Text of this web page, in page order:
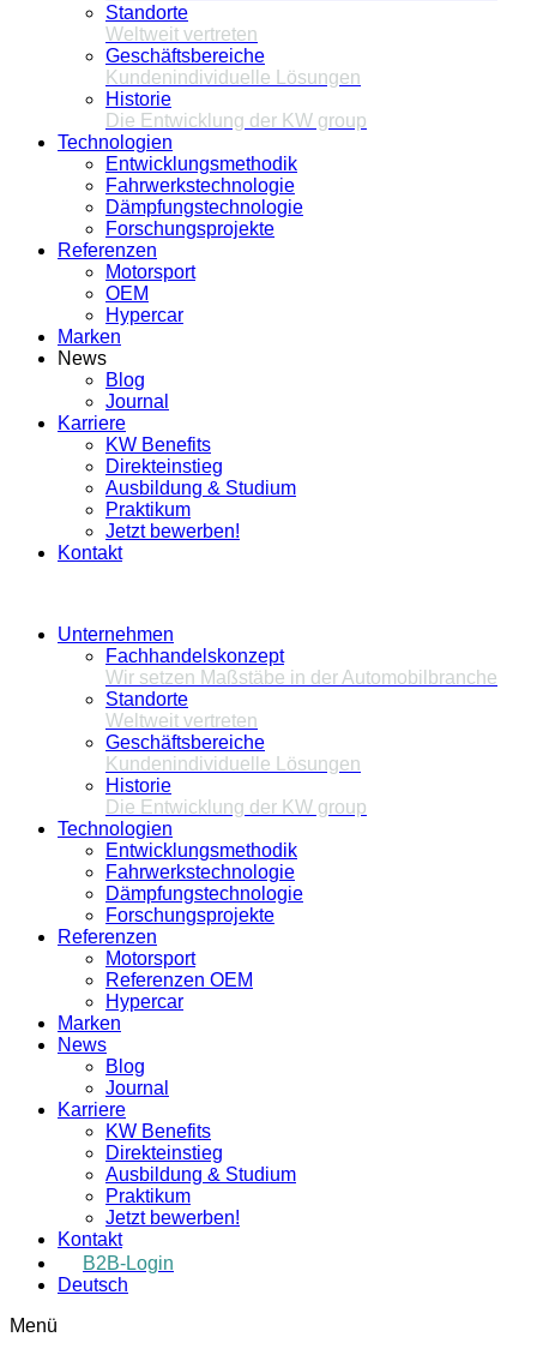
Standorte
Weltweit vertreten
Geschäftsbereiche
Kundenindividuelle Lösungen
Historie
Die Entwicklung der KW group
Technologien
Entwicklungsmethodik
Fahrwerkstechnologie
Dämpfungstechnologie
Forschungsprojekte
Referenzen
Motorsport
OEM
Hypercar
Marken
News
Blog
Journal
Karriere
KW Benefits
Direkteinstieg
Ausbildung & Studium
Praktikum
Jetzt bewerben!
Kontakt
Unternehmen
Fachhandelskonzept
Wir setzen Maßstäbe in der Automobilbranche
Standorte
Weltweit vertreten
Geschäftsbereiche
Kundenindividuelle Lösungen
Historie
Die Entwicklung der KW group
Technologien
Entwicklungsmethodik
Fahrwerkstechnologie
Dämpfungstechnologie
Forschungsprojekte
Referenzen
Motorsport
Referenzen OEM
Hypercar
Marken
News
Blog
Journal
Karriere
KW Benefits
Direkteinstieg
Ausbildung & Studium
Praktikum
Jetzt bewerben!
Kontakt
B2B-Login
Deutsch
Menü